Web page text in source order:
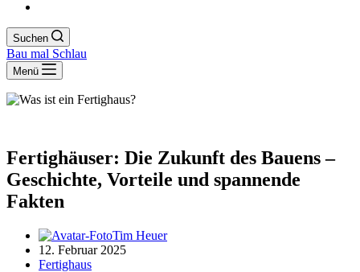
Suchen
Bau mal Schlau
Menü
Fertighäuser: Die Zukunft des Bauens –
Geschichte, Vorteile und spannende
Fakten
Tim Heuer
12. Februar 2025
Fertighaus